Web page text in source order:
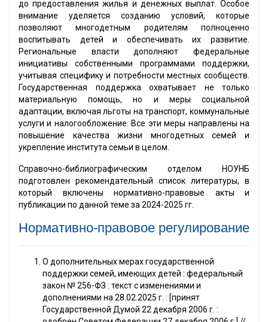
до предоставления жилья и денежных выплат. Особое
внимание уделяется созданию условий, которые
позволяют многодетным родителям полноценно
воспитывать детей и обеспечивать их развитие.
Региональные власти дополняют федеральные
инициативы собственными программами поддержки,
учитывая специфику и потребности местных сообществ.
Государственная поддержка охватывает не только
материальную помощь, но и меры социальной
адаптации, включая льготы на транспорт, коммунальные
услуги и налогообложение. Все эти меры направлены на
повышение качества жизни многодетных семей и
укрепление института семьи в целом.
Справочно-библиографическим отделом НОУНБ
подготовлен рекомендательный список литературы, в
который включены нормативно-правовые акты и
публикации по данной теме за 2024-2025 гг.
Нормативно-правовое регулирование
О дополнительных мерах государственной
поддержки семей, имеющих детей : федеральный
закон № 256-ФЗ : текст с изменениями и
дополнениями на 28.02.2025 г. : [принят
Государственной Думой 22 декабря 2006 г. :